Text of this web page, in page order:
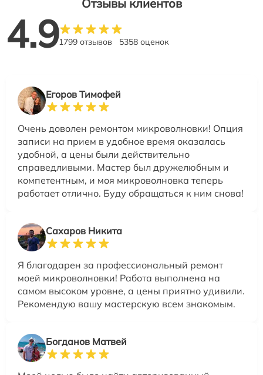
Отзывы клиентов
4.91799 отзывов 5358 оценок
Егоров Тимофей
Очень доволен ремонтом микроволновки! Опция
записи на прием в удобное время оказалась
удобной, а цены были действительно
справедливыми. Мастер был дружелюбным и
компетентным, и моя микроволновка теперь
работает отлично. Буду обращаться к ним снова!
Сахаров Никита
Я благодарен за профессиональный ремонт
моей микроволновки! Работа выполнена на
самом высоком уровне, а цены приятно удивили.
Рекомендую вашу мастерскую всем знакомым.
Богданов Матвей